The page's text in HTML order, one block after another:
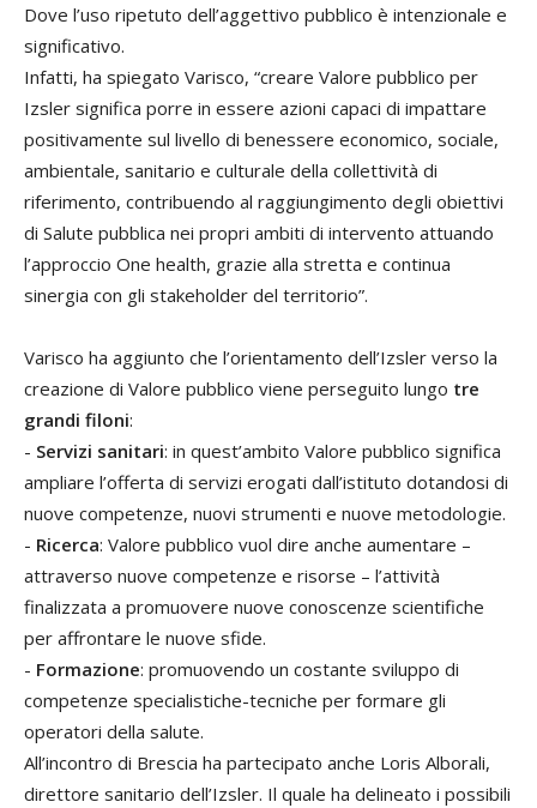
Dove l’uso ripetuto dell’aggettivo pubblico è intenzionale e
significativo.
Infatti, ha spiegato Varisco, “creare Valore pubblico per
Izsler significa porre in essere azioni capaci di impattare
positivamente sul livello di benessere economico, sociale,
ambientale, sanitario e culturale della collettività di
riferimento, contribuendo al raggiungimento degli obiettivi
di Salute pubblica nei propri ambiti di intervento attuando
l’approccio One health, grazie alla stretta e continua
sinergia con gli stakeholder del territorio”.
Varisco ha aggiunto che l’orientamento dell’Izsler verso la
creazione di Valore pubblico viene perseguito lungo tre
grandi filoni:
- Servizi sanitari: in quest’ambito Valore pubblico significa
ampliare l’offerta di servizi erogati dall’istituto dotandosi di
nuove competenze, nuovi strumenti e nuove metodologie.
- Ricerca: Valore pubblico vuol dire anche aumentare –
attraverso nuove competenze e risorse – l’attività
finalizzata a promuovere nuove conoscenze scientifiche
per affrontare le nuove sfide.
- Formazione: promuovendo un costante sviluppo di
competenze specialistiche-tecniche per formare gli
operatori della salute.
All’incontro di Brescia ha partecipato anche Loris Alborali,
direttore sanitario dell’Izsler. Il quale ha delineato i possibili